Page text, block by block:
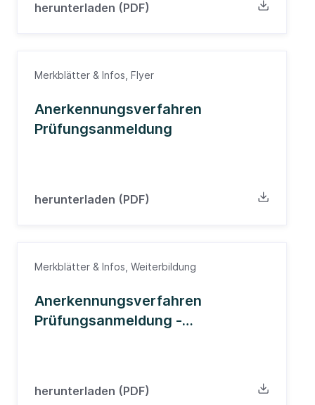
herunterladen (PDF)
Merkblätter & Infos, Flyer
Anerkennungsverfahren
Prüfungsanmeldung
herunterladen (PDF)
Merkblätter & Infos, Weiterbildung
Anerkennungsverfahren
Prüfungsanmeldung -
herunterladen (PDF)